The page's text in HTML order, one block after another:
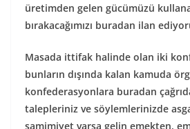
üretimden gelen gücümüzü
bırakacağımızı buradan ilan
Masada ittifak halinde olan iki
bunların dışında kalan kamuda
konfederasyonlara buradan
talepleriniz ve söylemlerinizde
samimiyet varsa gelin emekten,